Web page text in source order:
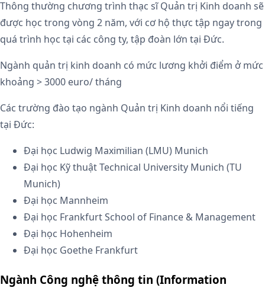
Thông thường chương trình thạc sĩ Quản trị Kinh doanh sẽ
được học trong vòng 2 năm, với cơ hộ thực tập ngay trong
quá trình học tại các công ty, tập đoàn lớn tại Đức.
Ngành quản trị kinh doanh có mức lương khởi điểm ở mức
khoảng > 3000 euro/ tháng
Các trường đào tạo ngành Quản trị Kinh doanh nổi tiếng
tại Đức:
Đại học Ludwig Maximilian (LMU) Munich
Đại học Kỹ thuật Technical University Munich (TU
Munich)
Đại học Mannheim
Đại học Frankfurt School of Finance & Management
Đại học Hohenheim
Đại học Goethe Frankfurt
Ngành Công nghệ thông tin (Information